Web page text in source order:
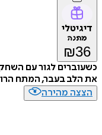
דיגיטלי
מתנה
₪36
כשעוברים לגור עם
את הלב בעבר, המתח
הצצה מהירה